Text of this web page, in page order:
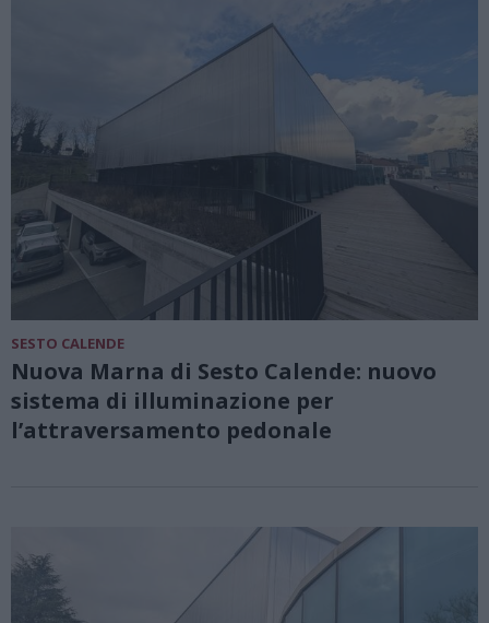
SESTO CALENDE
Nuova Marna di Sesto Calende: nuovo
sistema di illuminazione per
l’attraversamento pedonale